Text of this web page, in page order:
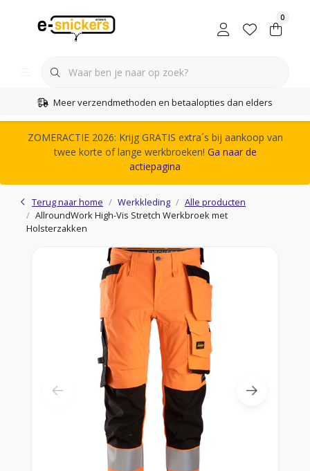
0
Meer verzendmethoden en betaalopties dan elders
ZOMERACTIE 2026: Krijg GRATIS extra´s bij aankoop van
twee korte of lange werkbroeken! Ga naar de
actiepagina
Terug naar home Werkkleding
Alle producten
AllroundWork High-Vis Stretch Werkbroek met
Holsterzakken